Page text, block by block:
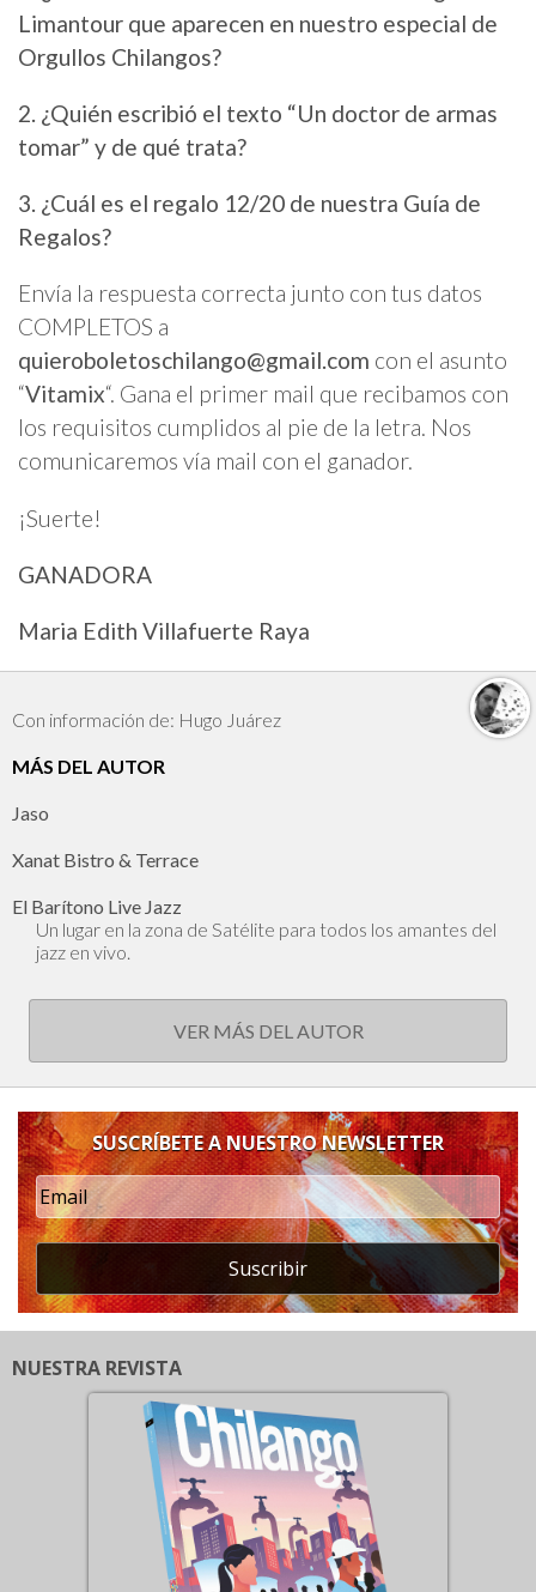
Limantour que aparecen en nuestro especial de
Orgullos Chilangos?
2. ¿Quién escribió el texto “Un doctor de armas
tomar” y de qué trata?
3. ¿Cuál es el regalo 12/20 de nuestra Guía de
Regalos?
Envía la respuesta correcta junto con tus datos
COMPLETOS a
quieroboletoschilango@gmail.com con el asunto
“Vitamix“. Gana el primer mail que recibamos con
los requisitos cumplidos al pie de la letra. Nos
comunicaremos vía mail con el ganador.
¡Suerte!
GANADORA
Maria Edith Villafuerte Raya
Con información de: Hugo Juárez
MÁS DEL AUTOR
Jaso
Xanat Bistro & Terrace
El Barítono Live Jazz
Un lugar en la zona de Satélite para todos los amantes del
jazz en vivo.
VER MÁS DEL AUTOR
SUSCRÍBETE A NUESTRO NEWSLETTER
Suscribir
NUESTRA REVISTA